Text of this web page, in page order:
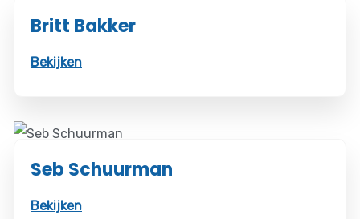
Britt Bakker
Bekijken
Seb Schuurman
Bekijken